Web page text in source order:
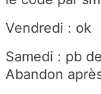
Vendredi : ok
Samedi : pb
Abandon